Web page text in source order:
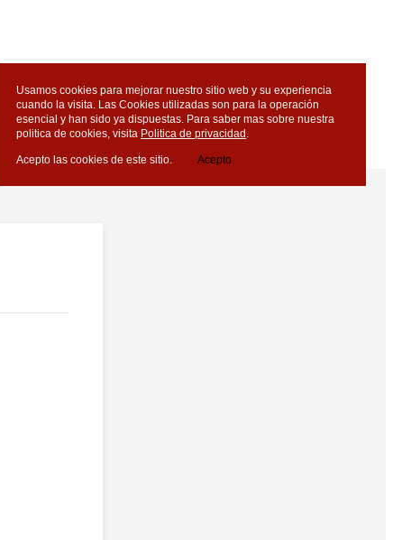
Usamos cookies para mejorar nuestro sitio web y su experiencia
cuando la visita. Las Cookies utilizadas son para la operación
esencial y han sido ya dispuestas. Para saber mas sobre nuestra
politica de cookies, visita Politica de privacidad .
Acepto las cookies de este sitio. Acepto